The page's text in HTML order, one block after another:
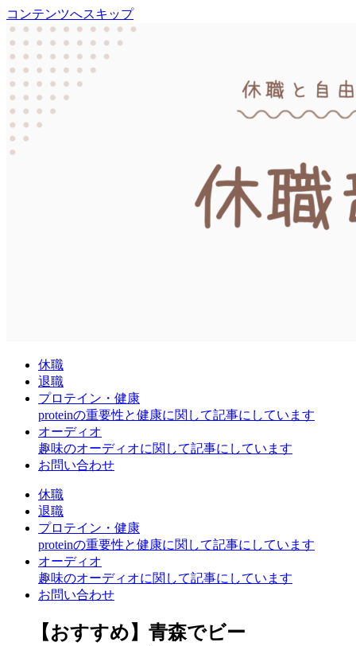
コンテンツへスキップ
休職
退職
プロテイン・健康
proteinの重要性と健康に関して記事にしています
オーディオ
趣味のオーディオに関して記事にしています
お問い合わせ
休職
退職
プロテイン・健康
proteinの重要性と健康に関して記事にしています
オーディオ
趣味のオーディオに関して記事にしています
お問い合わせ
【おすすめ】青森でビー